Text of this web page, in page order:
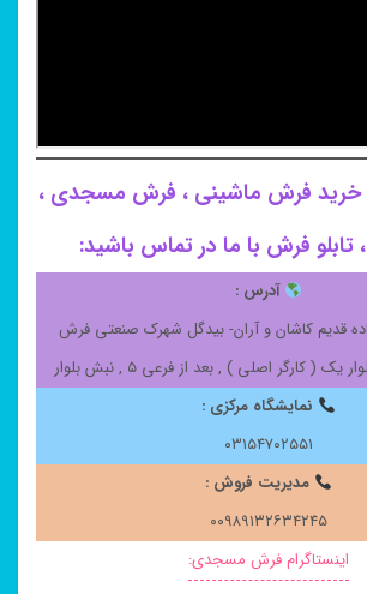
فرش ماشینی ، فرش مسجدی ،
تابلو فرش با ما در تماس باشید:
آدرس :
قدیم کاشان و آران- بیدگل شهرک صنعتی فرش
( کارگر اصلی ) , بعد از فرعی ۵ , نبش بلوار
نمایشگاه مرکزی :
۰۳۱۵۴۷۰۲۵۵۱
مدیریت فروش :
۰۰۹۸۹۱۳۲۶۳۴۲۴۵
اینستاگرام فرش مسجدی: